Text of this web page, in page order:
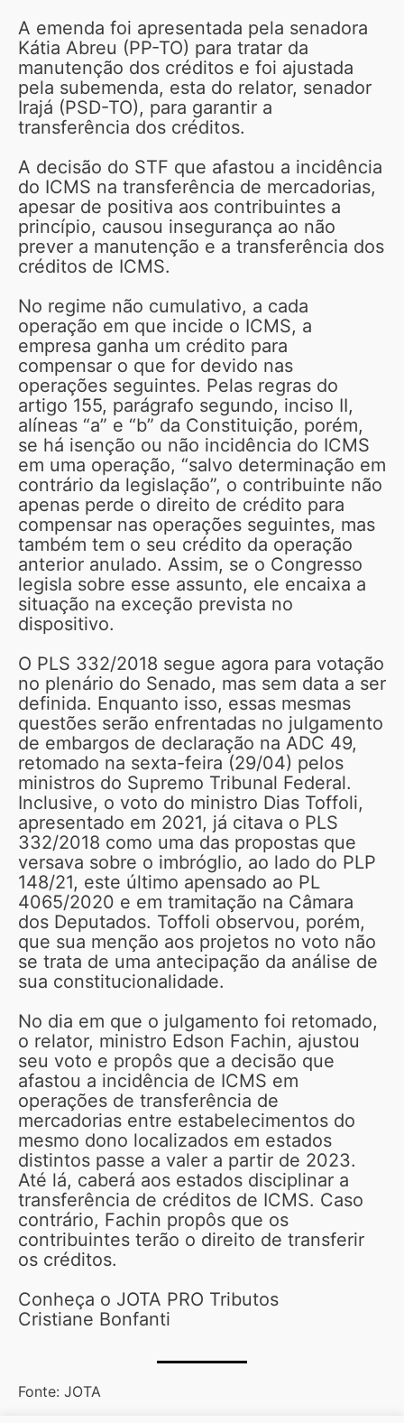
A emenda foi apresentada pela senadora
Kátia Abreu (PP-TO) para tratar da
manutenção dos créditos e foi ajustada
pela subemenda, esta do relator, senador
Irajá (PSD-TO), para garantir a
transferência dos créditos.
A decisão do STF que afastou a incidência
do ICMS na transferência de mercadorias,
apesar de positiva aos contribuintes a
princípio, causou insegurança ao não
prever a manutenção e a transferência dos
créditos de ICMS.
No regime não cumulativo, a cada
operação em que incide o ICMS, a
empresa ganha um crédito para
compensar o que for devido nas
operações seguintes. Pelas regras do
artigo 155, parágrafo segundo, inciso II,
alíneas “a” e “b” da Constituição, porém,
se há isenção ou não incidência do ICMS
em uma operação, “salvo determinação em
contrário da legislação”, o contribuinte não
apenas perde o direito de crédito para
compensar nas operações seguintes, mas
também tem o seu crédito da operação
anterior anulado. Assim, se o Congresso
legisla sobre esse assunto, ele encaixa a
situação na exceção prevista no
dispositivo.
O PLS 332/2018 segue agora para votação
no plenário do Senado, mas sem data a ser
definida. Enquanto isso, essas mesmas
questões serão enfrentadas no julgamento
de embargos de declaração na ADC 49,
retomado na sexta-feira (29/04) pelos
ministros do Supremo Tribunal Federal.
Inclusive, o voto do ministro Dias Toffoli,
apresentado em 2021, já citava o PLS
332/2018 como uma das propostas que
versava sobre o imbróglio, ao lado do PLP
148/21, este último apensado ao PL
4065/2020 e em tramitação na Câmara
dos Deputados. Toffoli observou, porém,
que sua menção aos projetos no voto não
se trata de uma antecipação da análise de
sua constitucionalidade.
No dia em que o julgamento foi retomado,
o relator, ministro Edson Fachin, ajustou
seu voto e propôs que a decisão que
afastou a incidência de ICMS em
operações de transferência de
mercadorias entre estabelecimentos do
mesmo dono localizados em estados
distintos passe a valer a partir de 2023.
Até lá, caberá aos estados disciplinar a
transferência de créditos de ICMS. Caso
contrário, Fachin propôs que os
contribuintes terão o direito de transferir
os créditos.
Conheça o JOTA PRO Tributos
Cristiane Bonfanti
Fonte: JOTA